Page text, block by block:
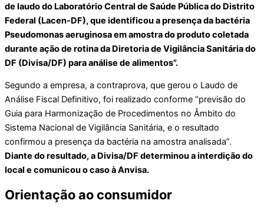
de laudo do Laboratório Central de Saúde Pública do Distrito
Federal (Lacen-DF), que identificou a presença da bactéria
Pseudomonas aeruginosa em amostra do produto coletada
durante ação de rotina da Diretoria de Vigilância Sanitária do
DF (Divisa/DF) para análise de alimentos”.
Segundo a empresa, a contraprova, que gerou o Laudo de
Análise Fiscal Definitivo, foi realizado conforme “previsão do
Guia para Harmonização de Procedimentos no Âmbito do
Sistema Nacional de Vigilância Sanitária, e o resultado
confirmou a presença da bactéria na amostra analisada”.
Diante do resultado, a Divisa/DF determinou a interdição do
local e comunicou o caso à Anvisa.
Orientação ao consumidor